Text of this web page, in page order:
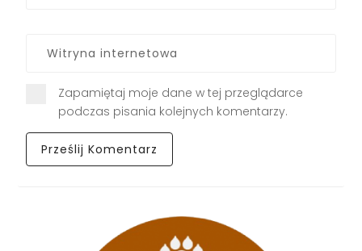
Zapamiętaj moje dane w tej przeglądarce
podczas pisania kolejnych komentarzy.